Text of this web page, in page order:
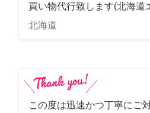
買い物代行致します(北海道
北海道
この度は迅速かつ丁寧にご